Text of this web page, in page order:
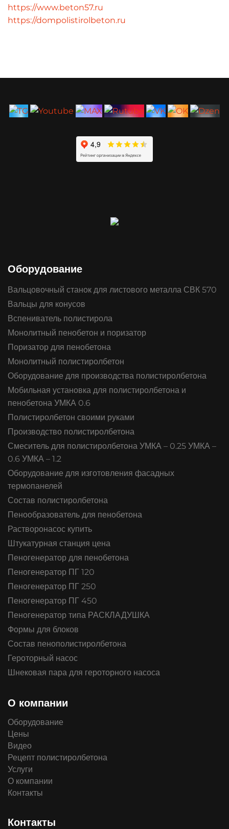
https://www.beton57.ru
https://dompolistirolbeton.ru
Оборудование
Вальцовочный станок для листового металла СВК 570
Вальцы для конусов
Вспениватель полистирола
Монолитный пенобетон и поризатор
Поризатор для пенобетона
Монолитный полистиролбетон
Оборудование для производства полистиролбетона
Мобильная установка для полистиролбетона и
пенобетона УМКА 0.6
Полистиролбетон своими руками
Производство полистиролбетона
Смеситель для полистиролбетона УМКА – 0.25 УМКА –
0.6 УМКА – 1.2
Оборудование для изготовления фасадных
термопанелей
Состав полистиролбетона
Пенообразователь для пенобетона
Растворонасос купить
Штукатурная станция цена
Пеногенератор для пенобетона
Пеногенератор ПГ 120
Пеногенератор ПГ 250
Пеногенератор ПГ 450
Пеногенератор типа РАСКЛАДУШКА
Формы для блоков
Состав пенополистиролбетона
Героторный насос
Шнековая пара для героторного насоса
О компании
Оборудование
Цены
Видео
Рецепт полистиролбетона
Услуги
О компании
Контакты
Контакты